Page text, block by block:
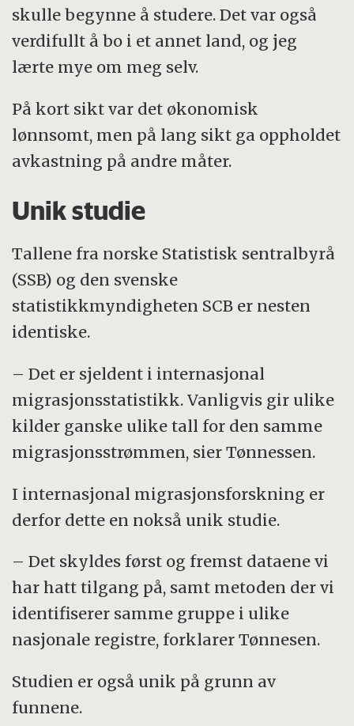
skulle begynne å studere. Det var også
verdifullt å bo i et annet land, og jeg
lærte mye om meg selv.
På kort sikt var det økonomisk
lønnsomt, men på lang sikt ga oppholdet
avkastning på andre måter.
Unik studie
Tallene fra norske Statistisk sentralbyrå
(SSB) og den svenske
statistikkmyndigheten SCB er nesten
identiske.
– Det er sjeldent i internasjonal
migrasjonsstatistikk. Vanligvis gir ulike
kilder ganske ulike tall for den samme
migrasjonsstrømmen, sier Tønnessen.
I internasjonal migrasjonsforskning er
derfor dette en nokså unik studie.
– Det skyldes først og fremst dataene vi
har hatt tilgang på, samt metoden der vi
identifiserer samme gruppe i ulike
nasjonale registre, forklarer Tønnesen.
Studien er også unik på grunn av
funnene.